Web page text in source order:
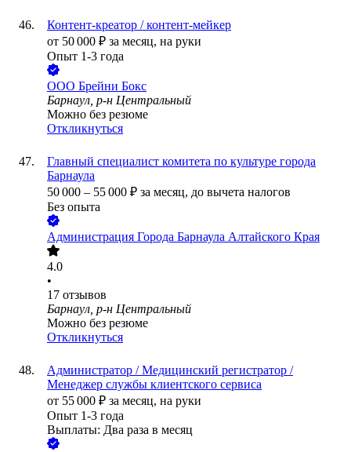
Контент-креатор / контент-мейкер
от 50 000 ₽ за месяц, на руки
Опыт 1-3 года
ООО Брейни Бокс
Барнаул, р-н Центральный
Можно без резюме
Откликнуться
Главный специалист комитета по культуре города
Барнаула
50 000 – 55 000 ₽ за месяц, до вычета налогов
Без опыта
Администрация Города Барнаула Алтайского Края
4.0
•
17 отзывов
Барнаул, р-н Центральный
Можно без резюме
Откликнуться
Администратор / Медицинский регистратор /
Менеджер службы клиентского сервиса
от 55 000 ₽ за месяц, на руки
Опыт 1-3 года
Выплаты: Два раза в месяц